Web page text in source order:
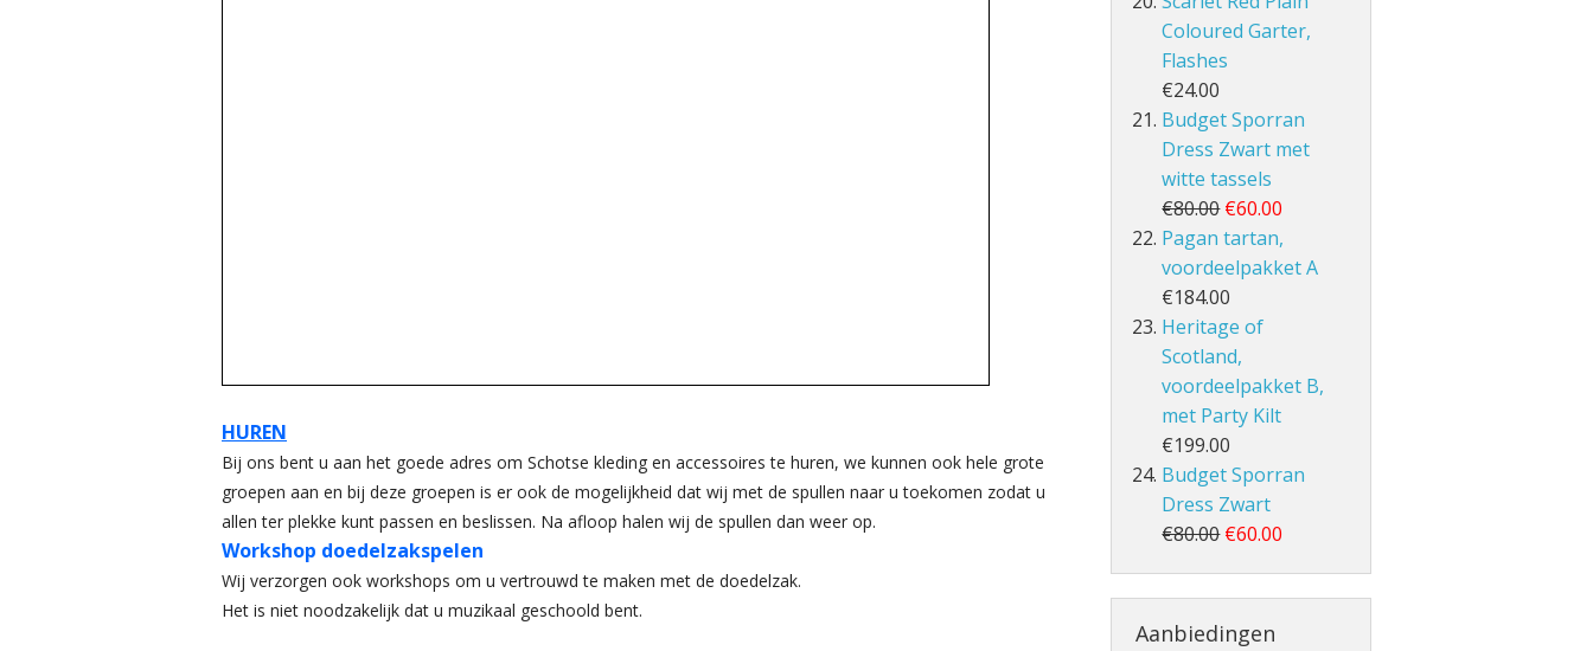
HUREN
Bij ons bent u aan het goede adres om Schotse kleding en accessoires te huren, we kunnen ook hele grote
groepen aan en bij deze groepen is er ook de mogelijkheid dat wij met de spullen naar u toekomen zodat u
allen ter plekke kunt passen en beslissen. Na afloop halen wij de spullen dan weer op.
Workshop doedelzakspelen
Wij verzorgen ook workshops om u vertrouwd te maken met de doedelzak.
Het is niet noodzakelijk dat u muzikaal geschoold bent.
Coloured Garter,
Flashes
€24.00
Budget Sporran
Dress Zwart met
witte tassels
€80.00 €60.00
Pagan tartan,
voordeelpakket A
€184.00
Heritage of
Scotland,
voordeelpakket B,
met Party Kilt
€199.00
Budget Sporran
Dress Zwart
€80.00 €60.00
Aanbiedingen